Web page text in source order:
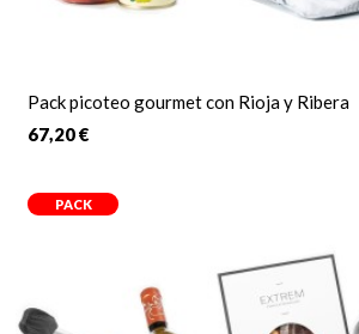
Pack picoteo gourmet con Rioja y Ribera
67,20 €
PACK